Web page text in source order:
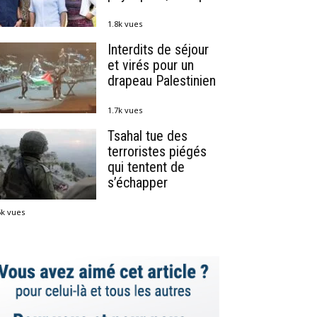
1.8k vues
Interdits de séjour
et virés pour un
drapeau Palestinien
1.7k vues
Tsahal tue des
terroristes piégés
qui tentent de
s’échapper
vues